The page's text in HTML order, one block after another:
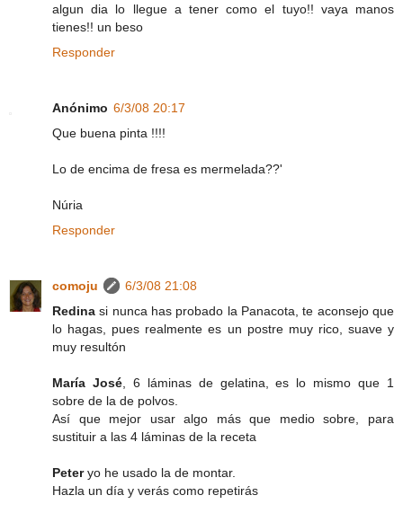
algun dia lo llegue a tener como el tuyo!! vaya manos
tienes!! un beso
Responder
Anónimo 6/3/08 20:17
Que buena pinta !!!!
Lo de encima de fresa es mermelada??'
Núria
Responder
comoju
6/3/08 21:08
Redina si nunca has probado la Panacota, te aconsejo que
lo hagas, pues realmente es un postre muy rico, suave y
muy resultón
María José, 6 láminas de gelatina, es lo mismo que 1
sobre de la de polvos.
Así que mejor usar algo más que medio sobre, para
sustituir a las 4 láminas de la receta
Peteryo he usado la de montar.
Hazla un día y verás como repetirás